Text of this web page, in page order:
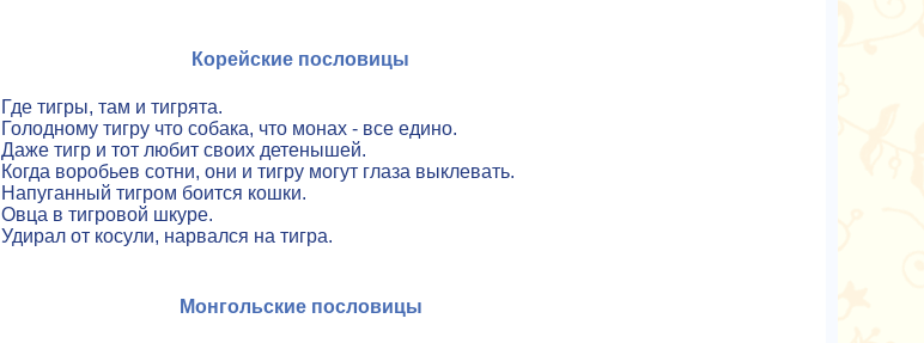
Корейские пословицы
Где тигры, там и тигрята.
Голодному тигру что собака, что монах - все едино.
Даже тигр и тот любит своих детенышей.
Когда воробьев сотни, они и тигру могут глаза выклевать.
Напуганный тигром боится кошки.
Овца в тигровой шкуре.
Удирал от косули, нарвался на тигра.
Монгольские пословицы